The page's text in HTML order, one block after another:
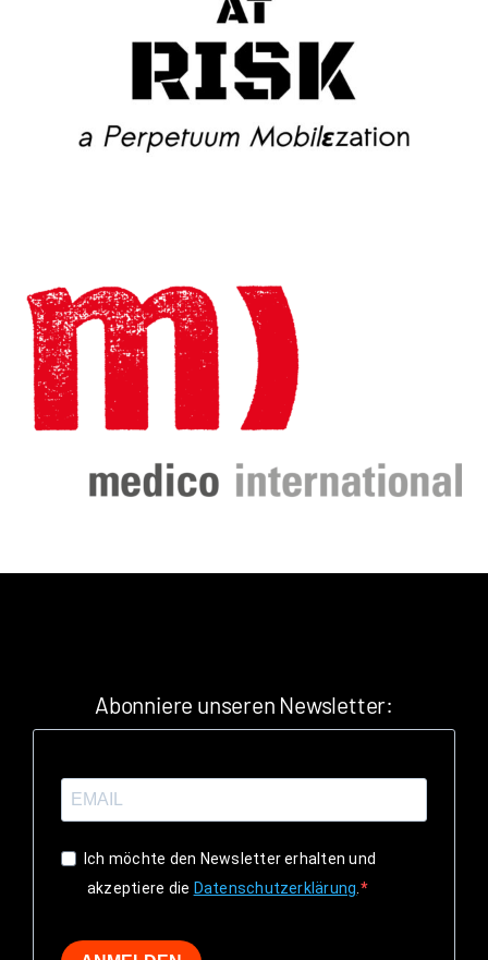
Abonniere unseren Newsletter:
Ich möchte den Newsletter erhalten und
akzeptiere die Datenschutzerklärung